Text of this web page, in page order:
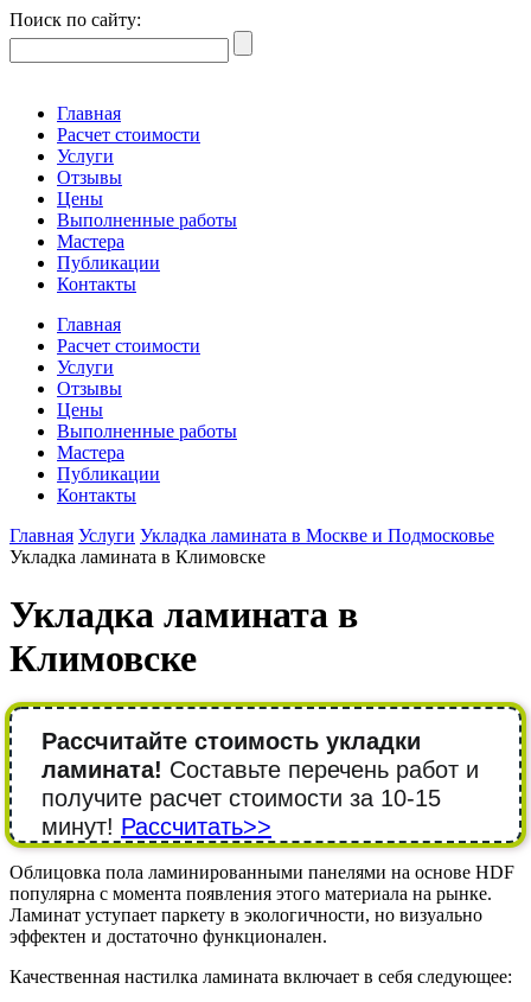
Поиск по сайту:
Главная
Расчет стоимости
Услуги
Отзывы
Цены
Выполненные работы
Мастера
Публикации
Контакты
Главная
Расчет стоимости
Услуги
Отзывы
Цены
Выполненные работы
Мастера
Публикации
Контакты
Главная Услуги Укладка ламината в Москве и Подмосковье
Укладка ламината в Климовске
Укладка ламината в
Климовске
Рассчитайте стоимость укладки
ламината! Составьте перечень работ и
получите расчет стоимости за 10-15
минут! Рассчитать>>
Облицовка пола ламинированными панелями на основе HDF
популярна с момента появления этого материала на рынке.
Ламинат уступает паркету в экологичности, но визуально
эффектен и достаточно функционален.
Качественная настилка ламината включает в себя следующее: